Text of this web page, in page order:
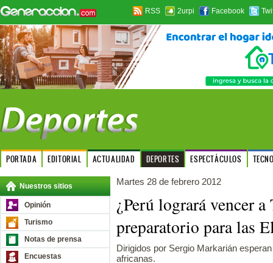
RSS 2urpi Facebook
PORTADA EDITORIAL ACTUALIDAD DEPORTES ESPECTÁCULOS
Nuestros sitios
Opinión
Turismo
Notas de prensa
Encuestas
Martes 28 de febrero 2012
¿Perú logrará vencer
preparatorio para las
Dirigidos por Sergio Markarián
africanas.